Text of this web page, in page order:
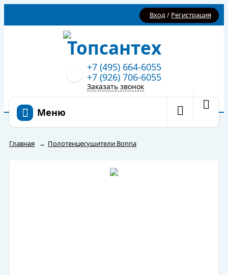
Вход/ Регистрация
+7 (495) 664-6055
+7 (926) 706-6055
Заказать звонок
Меню
Главная → Полотенцесушители Bonna